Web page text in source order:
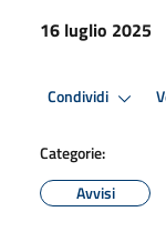
16 luglio 2025
Condividi
Categorie:
Avvisi